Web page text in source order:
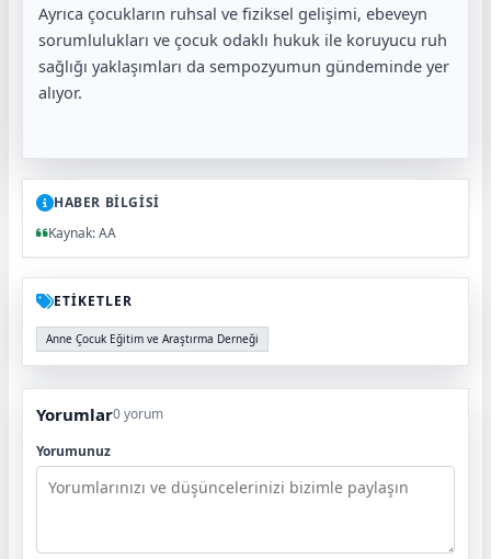
Ayrıca çocukların ruhsal ve fiziksel gelişimi, ebeveyn
sorumlulukları ve çocuk odaklı hukuk ile koruyucu ruh
sağlığı yaklaşımları da sempozyumun gündeminde yer
alıyor.
HABER BİLGİSİ
Kaynak: AA
ETİKETLER
Anne Çocuk Eğitim ve Araştırma Derneği
Yorumlar0 yorum
Yorumunuz